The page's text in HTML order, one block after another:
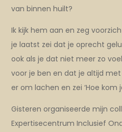
van binnen huilt?
Ik kijk hem aan en zeg
je laatst zei dat je oprecht
ook als je dat niet meer zo
voor je ben en dat je altijd
er om lachen en zei ‘Hoe kom
Gisteren organiseerde mijn
Expertisecentrum Inclusief